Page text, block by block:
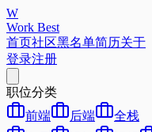
W
Work Best
首页社区黑名单简历关于
登录注册
职位分类
前端
后端
全栈